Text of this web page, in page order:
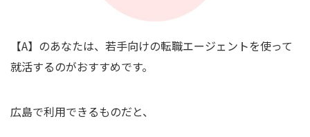
【A】のあなたは、若手向けの転職エージェントを使って
就活するのがおすすめです。
広島で利用できるものだと、